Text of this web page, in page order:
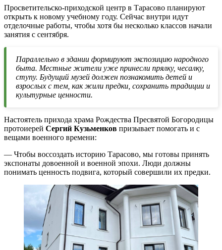
Просветительско-приходской центр в Тарасово планируют
открыть к новому учебному году. Сейчас внутри идут
отделочные работы, чтобы хотя бы несколько классов начали
занятия с сентября.
Параллельно в здании формируют экспозицию народного
быта. Местные жители уже принесли прялку, чесалку,
ступу. Будущий музей должен познакомить детей и
взрослых с тем, как жили предки, сохранить традиции и
культурные ценности.
Настоятель прихода храма Рождества Пресвятой Богородицы
протоиерей Сергий Кузьменков призывает помогать и с
вещами военного времени:
— Чтобы воссоздать историю Тарасово, мы готовы принять
экспонаты довоенной и военной эпохи. Люди должны
понимать ценность подвига, который совершили их предки.